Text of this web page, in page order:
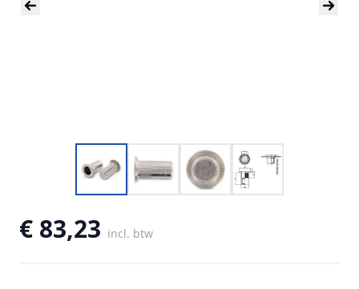
€ 83,23 incl. btw